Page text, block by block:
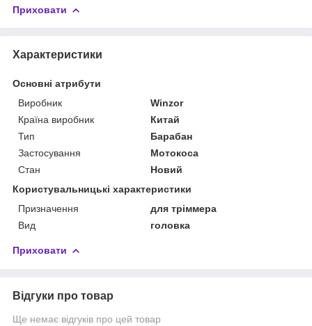
Приховати
Характеристики
Основні атрибути
Виробник
Winzor
Країна виробник
Китай
Тип
Барабан
Застосування
Мотокоса
Стан
Новий
Користувальницькі характеристики
Призначення
для тріммера
Вид
головка
Приховати
Відгуки про товар
Ще немає відгуків про цей товар